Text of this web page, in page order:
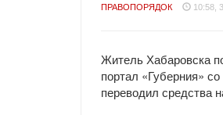
ПРАВОПОРЯДОК 10:58,
Житель Хабаровска
портал «Губерния»
переводил средства